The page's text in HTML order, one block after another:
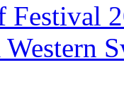
Festival